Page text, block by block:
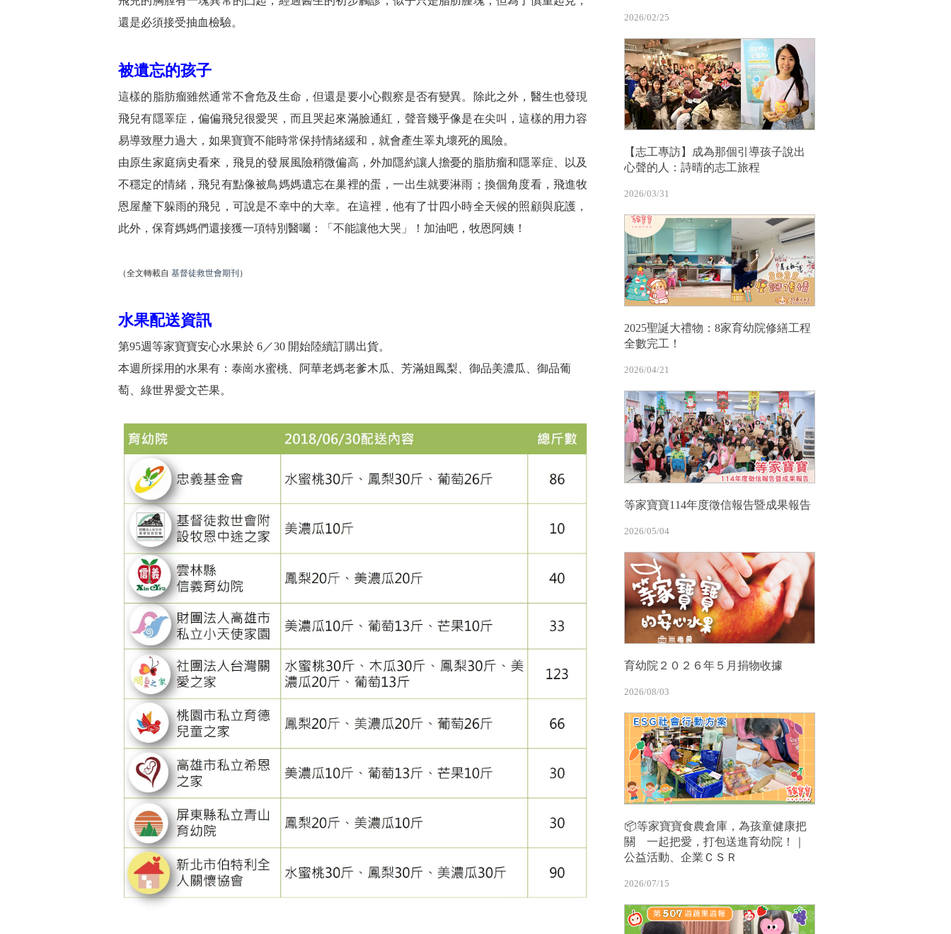
還是必須接受抽血檢驗。
被遺忘的孩子
這樣的脂肪瘤雖然通常不會危及生命，但還是要小心觀察是否有變異。除此之外，醫生也發現
飛兒有隱睪症，偏偏飛兒很愛哭，而且哭起來滿臉通紅，聲音幾乎像是在尖叫，這樣的用力容
易導致壓力過大，如果寶寶不能時常保持情緒緩和，就會產生睪丸壞死的風險。
由原生家庭病史看來，飛見的發展風險稍微偏高，外加隱約讓人擔憂的脂肪瘤和隱睪症、以及
不穩定的情緒，飛兒有點像被鳥媽媽遺忘在巢裡的蛋，一出生就要淋雨；換個角度看，飛進牧
恩屋釐下躲雨的飛兒，可說是不幸中的大幸。在這裡，他有了廿四小時全天候的照顧與庇護，
此外，保育媽媽們還接獲一項特別醫囑：「不能讓他大哭」！加油吧，牧恩阿姨！
（全文轉載自 基督徒救世會期刊 ）
水果配送資訊
第95週等家寶寶安心水果於 6／30 開始陸續訂購出貨。
本週所採用的水果有：泰崗水蜜桃、阿華老媽老爹木瓜、芳滿姐鳳梨、御品美濃瓜、御品葡
萄、綠世界愛文芒果。
2026/02/25
【志工專訪】成為那個引導孩子說出
心聲的人：詩晴的志工旅程
2026/03/31
2025聖誕大禮物：8家育幼院修繕工程
全數完工！
2026/04/21
等家寶寶114年度徵信報告暨成果報告
2026/05/04
育幼院２０２６年５月捐物收據
2026/08/03
📦等家寶寶食農倉庫，為孩童健康把
關 一起把愛，打包送進育幼院！｜
公益活動、企業ＣＳＲ
2026/07/15